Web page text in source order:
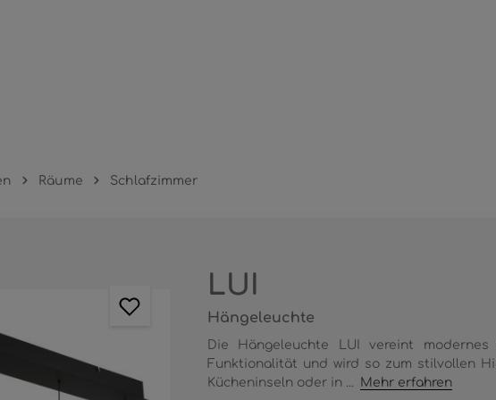
Räume Schlafzimmer
LUI
Hängeleuchte
Die Hängeleuchte LUI vereint
Funktionalität und wird so zum stilvollen
Kücheninseln oder in ...
Mehr erfahren